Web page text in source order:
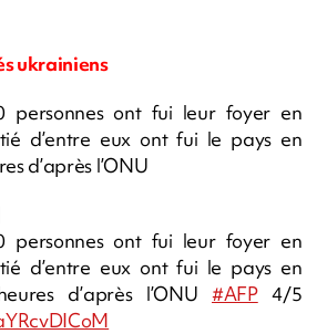
ukrainiens
personnes ont fui leur foyer en
d’entre eux ont fui le pays en
d’après l’ONU
personnes ont fui leur foyer en
d’entre eux ont fui le pays en
d’après l’ONU#AFP4/5